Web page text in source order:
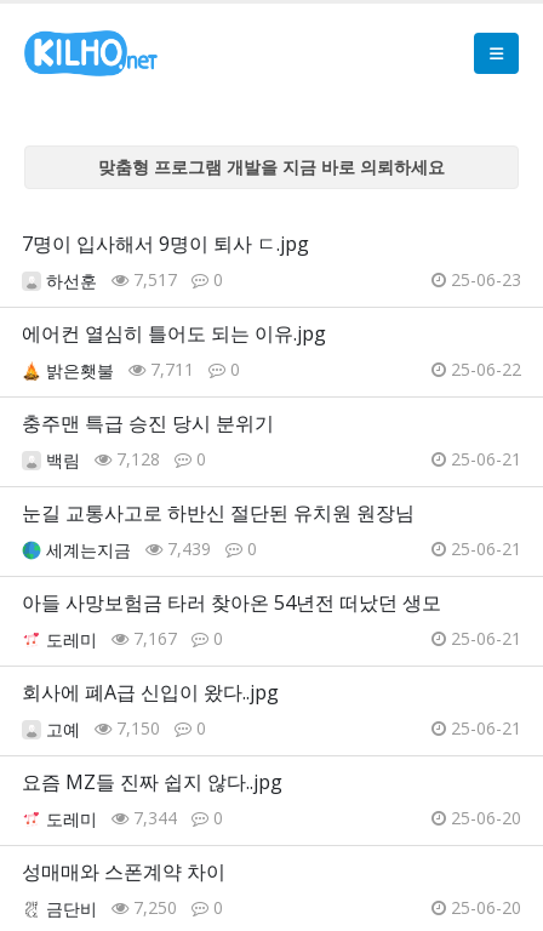
맞춤형 프로그램 개발을 지금 바로 의뢰하세요
맞춤형 프로그램 개발을 지금 바로 의뢰하세요
맞춤형 프로그램 개발을 지금 바로 의뢰하세요
7명이 입사해서 9명이 퇴사 ㄷ.jpg
하선훈 7,517 0 25-06-23
에어컨 열심히 틀어도 되는 이유.jpg
밝은횃불 7,711 0 25-06-22
충주맨 특급 승진 당시 분위기
백림 7,128 0 25-06-21
눈길 교통사고로 하반신 절단된 유치원 원장님
세계는지금 7,439 0 25-06-21
아들 사망보험금 타러 찾아온 54년전 떠났던 생모
도레미 7,167 0 25-06-21
회사에 폐A급 신입이 왔다..jpg
고예 7,150 0 25-06-21
요즘 MZ들 진짜 쉽지 않다..jpg
도레미 7,344 0 25-06-20
성매매와 스폰계약 차이
금단비 7,250 0 25-06-20